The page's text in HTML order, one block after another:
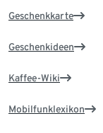
Geschenkkarte
Geschenkideen
Kaffee-Wiki
Mobilfunklexikon